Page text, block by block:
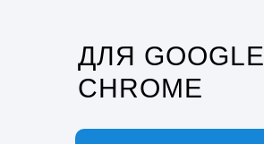
ДЛЯ GOOGLE
CHROME